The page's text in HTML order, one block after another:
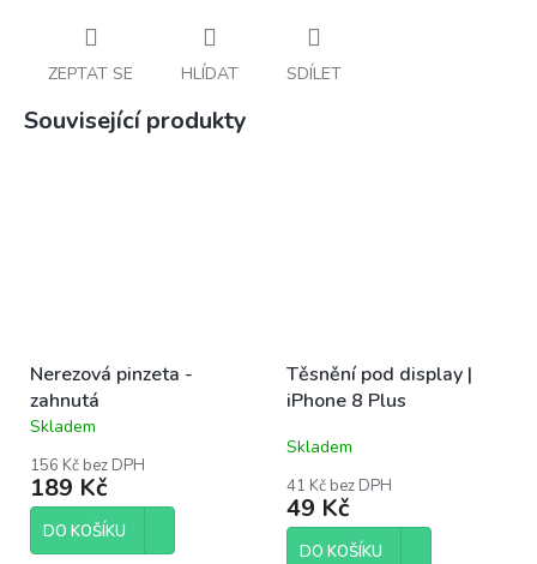
ZEPTAT SE HLÍDAT SDÍLET
Související produkty
Nerezová pinzeta -
zahnutá
Průměrné
produktu
je
5,0
Skladem
156 Kč bez DPH
189 Kč
DO KOŠÍKU
Těsnění pod display |
iPhone 8 Plus
Skladem
41 Kč bez DPH
49 Kč
DO KOŠÍKU